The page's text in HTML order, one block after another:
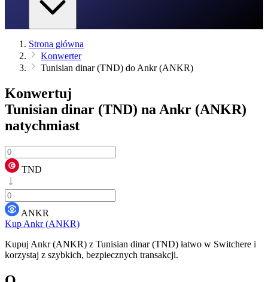
Strona główna
Konwerter
Tunisian dinar (TND) do Ankr (ANKR)
Konwertuj
Tunisian dinar (TND) na Ankr (ANKR)
natychmiast
TND
ANKR
Kup Ankr (ANKR)
Kupuj Ankr (ANKR) z Tunisian dinar (TND) łatwo w Switchere i
korzystaj z szybkich, bezpiecznych transakcji.